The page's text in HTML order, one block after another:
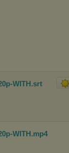
WITH .srt
WITH .mp4